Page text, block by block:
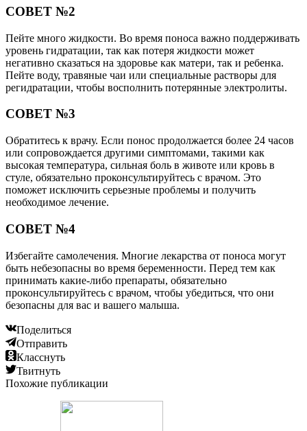
СОВЕТ №2
Пейте много жидкости. Во время поноса важно поддерживать
уровень гидратации, так как потеря жидкости может
негативно сказаться на здоровье как матери, так и ребенка.
Пейте воду, травяные чаи или специальные растворы для
регидратации, чтобы восполнить потерянные электролиты.
СОВЕТ №3
Обратитесь к врачу. Если понос продолжается более 24 часов
или сопровождается другими симптомами, такими как
высокая температура, сильная боль в животе или кровь в
стуле, обязательно проконсультируйтесь с врачом. Это
поможет исключить серьезные проблемы и получить
необходимое лечение.
СОВЕТ №4
Избегайте самолечения. Многие лекарства от поноса могут
быть небезопасны во время беременности. Перед тем как
принимать какие-либо препараты, обязательно
проконсультируйтесь с врачом, чтобы убедиться, что они
безопасны для вас и вашего малыша.
Поделиться
Отправить
Класснуть
Твитнуть
Похожие публикации